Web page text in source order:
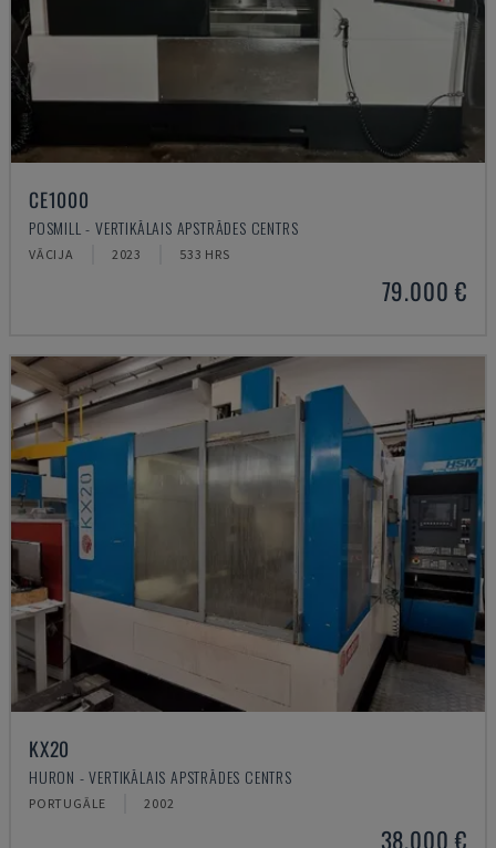
CE1000
POSMILL - VERTIKĀLAIS APSTRĀDES CENTRS
VĀCIJA 2023 533 HRS
79.000 €
KX20
HURON - VERTIKĀLAIS APSTRĀDES CENTRS
PORTUGĀLE 2002
38.000 €